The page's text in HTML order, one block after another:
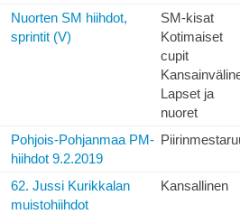
Nuorten SM hiihdot,
sprintit (V)
SM-kisat
Kotimaiset
cupit
Lapset ja
nuoret
Pohjois-Pohjanmaa PM-
hiihdot 9.2.2019
62. Jussi Kurikkalan
muistohiihdot
Kansallinen